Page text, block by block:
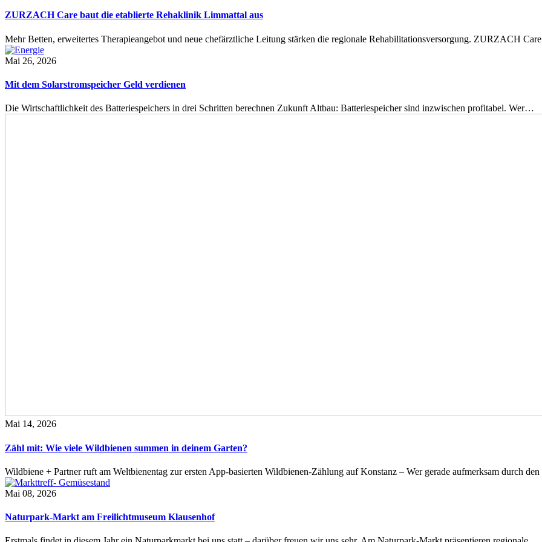
ZURZACH Care baut die etablierte Rehaklinik Limmattal aus
Mehr Betten, erweitertes Therapieangebot und neue chefärztliche Leitung stärken die regionale Rehabilitationsversorgung. ZURZACH
Mai 26, 2026
Mit dem Solarstromspeicher Geld verdienen
Die Wirtschaftlichkeit des Batteriespeichers in drei Schritten berechnen Zukunft Altbau: Batteriespeicher sind inzwischen profitabel. Wer…
Mai 14, 2026
Zähl mit: Wie viele Wildbienen summen in deinem Garten?
Wildbiene + Partner ruft am Weltbienentag zur ersten App-basierten Wildbienen-Zählung auf Konstanz – Wer gerade aufmerksam durch
Mai 08, 2026
Naturpark-Markt am Freilichtmuseum Klausenhof